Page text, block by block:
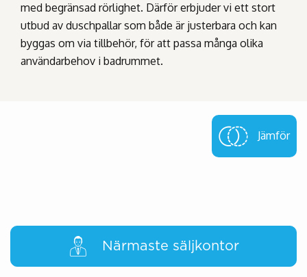
med begränsad rörlighet. Därför erbjuder vi ett stort
utbud av duschpallar som både är justerbara och kan
byggas om via tillbehör, för att passa många olika
användarbehov i badrummet.
Jämför
Närmaste säljkontor